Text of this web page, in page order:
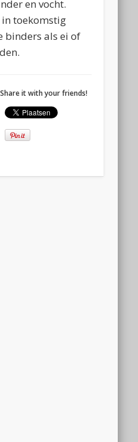
en vocht.
toekomstig
binders als ei of
it with your friends!